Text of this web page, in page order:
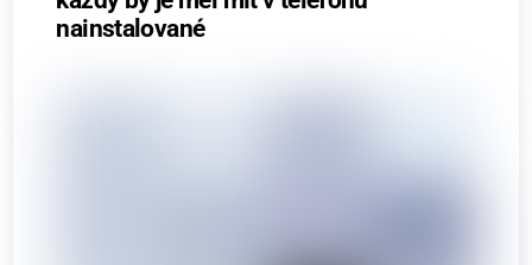
nainstalované